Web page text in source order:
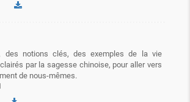
des notions clés, des exemples de la vie
par la sagesse chinoise, pour aller vers
de nous-mêmes.